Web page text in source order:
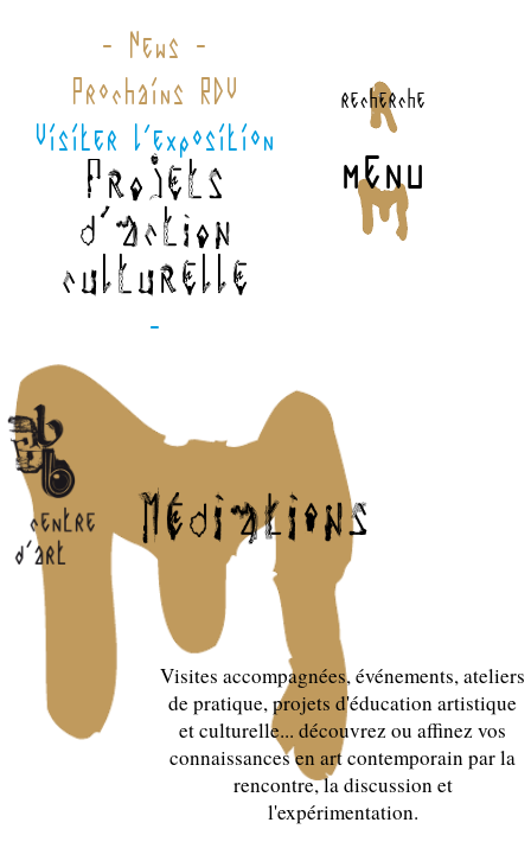
recherche
menu
- News -
Prochains RDV
Visiter l'exposition
Projets
d'action
culturelle
-
Visites accompagnées, événements, ateliers
de pratique, projets d'éducation artistique
et culturelle... découvrez ou affinez vos
connaissances en art contemporain par la
rencontre, la discussion et
l'expérimentation.